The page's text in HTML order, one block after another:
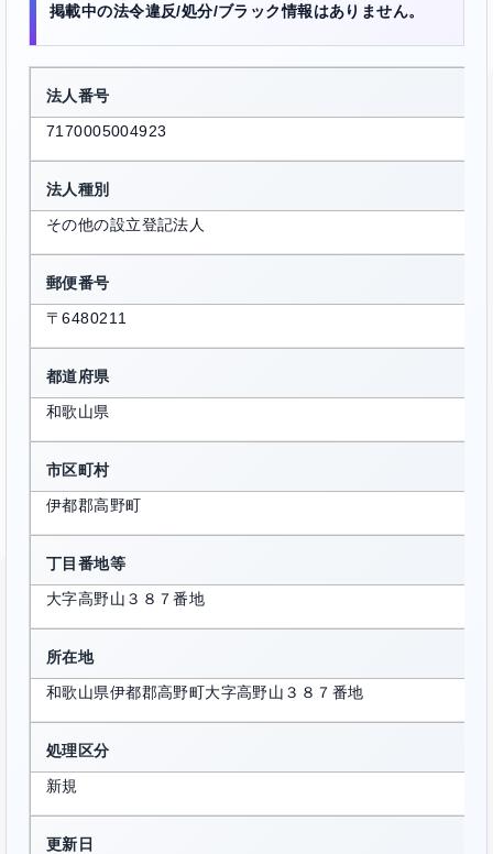
掲載中の法令違反/処分/ブラック情報はありません。
法人番号
7170005004923
法人種別
その他の設立登記法人
郵便番号
〒6480211
都道府県
和歌山県
市区町村
伊都郡高野町
丁目番地等
大字高野山３８７番地
所在地
和歌山県伊都郡高野町大字高野山３８７番地
処理区分
新規
更新日